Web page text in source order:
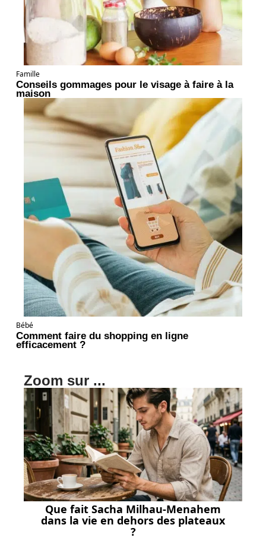
Famille
Conseils gommages pour le visage à faire à la
maison
Bébé
Comment faire du shopping en ligne
efficacement ?
Zoom sur ...
Que fait Sacha Milhau-Menahem
dans la vie en dehors des plateaux
?